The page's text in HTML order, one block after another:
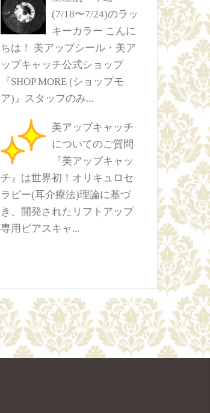
(7/18〜7/24)のラッ
キーカラー こんに
ちは！ 美アップシール・美ア
ップキャッチ公式ショップ
『SHOP MORE (ショップモ
ア)』スタッフのみ...
美アップキャッチ
についてのご質問
『美アップキャッ
チ』は世界初！オリキュロセ
ラピー(耳介療法)理論に基づ
き、開発されたリフトアップ
専用ピアスキャ...